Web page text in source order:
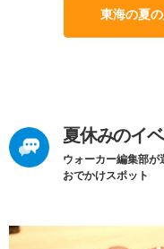
東海の夏
夏休みのイ
ウォーカー編集部が
おでかけスポット